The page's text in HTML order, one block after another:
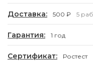
Доставка: 500 ₽ 5
Гарантия: 1 год
Сертификат: Ростест